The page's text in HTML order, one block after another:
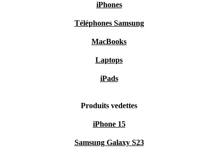
iPhones
Téléphones Samsung
MacBooks
Laptops
iPads
Produits vedettes
iPhone 15
Samsung Galaxy S23